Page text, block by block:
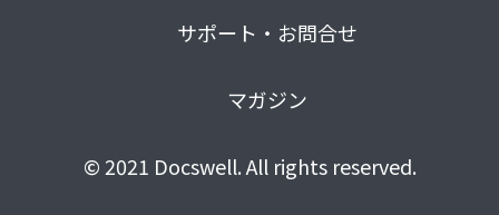
サポート・お問合せ
マガジン
© 2021 Docswell. All rights reserved.